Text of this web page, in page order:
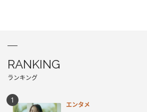
RANKING
ランキング
エンタメ